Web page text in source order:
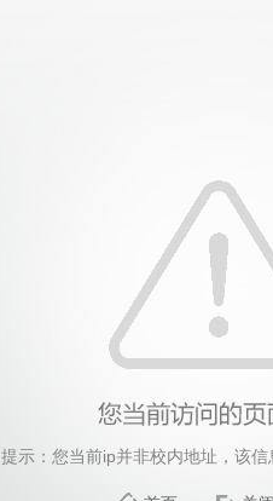
提示：您当前ip并非校内地址，该